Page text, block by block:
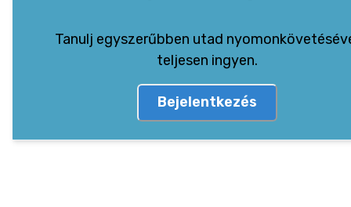
Tanulj egyszerűbben utad
teljesen ingyen.
Bejelentkezés